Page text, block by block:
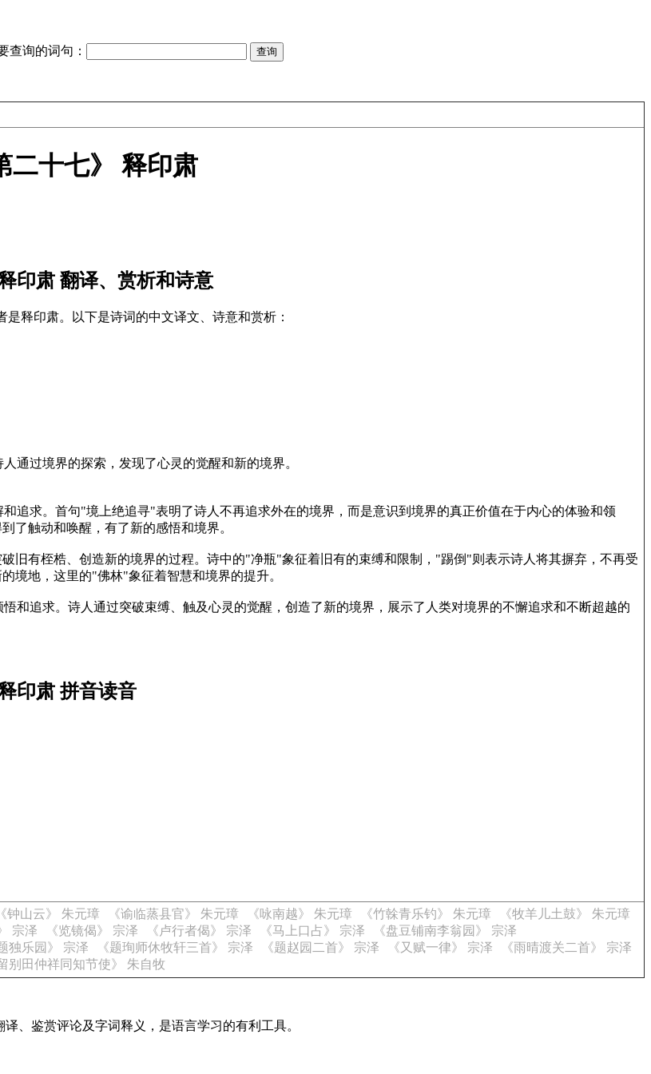
查询的词句：
二十七》 释印肃
印肃 翻译、赏析和诗意
是释印肃。以下是诗词的中文译文、诗意和赏析：
通过境界的探索，发现了心灵的觉醒和新的境界。
追求。首句"境上绝追寻"表明了诗人不再追求外在的境界，而是意识到境界的真正价值在于内心的体验和领
了触动和唤醒，有了新的感悟和境界。
旧有桎梏、创造新的境界的过程。诗中的"净瓶"象征着旧有的束缚和限制，"踢倒"则表示诗人将其摒弃，不再受
境地，这里的"佛林"象征着智慧和境界的提升。
和追求。诗人通过突破束缚、触及心灵的觉醒，创造了新的境界，展示了人类对境界的不懈追求和不断超越的
印肃 拼音读音
《钟山云》 朱元璋 《谕临蒸县官》 朱元璋 《咏南越》 朱元璋 《竹榦青乐钓》 朱元璋
《牧羊儿土鼓》 朱元璋
宗泽 《览镜偈》 宗泽 《卢行者偈》 宗泽 《马上口占》 宗泽
《盘豆铺南李翁园》 宗泽
独乐园》 宗泽 《题珣师休牧轩三首》 宗泽 《题赵园二首》 宗泽 《又赋一律》 宗泽
《雨晴渡关二首》 宗泽
别田仲祥同知节使》 朱自牧
、鉴赏评论及字词释义，是语言学习的有利工具。